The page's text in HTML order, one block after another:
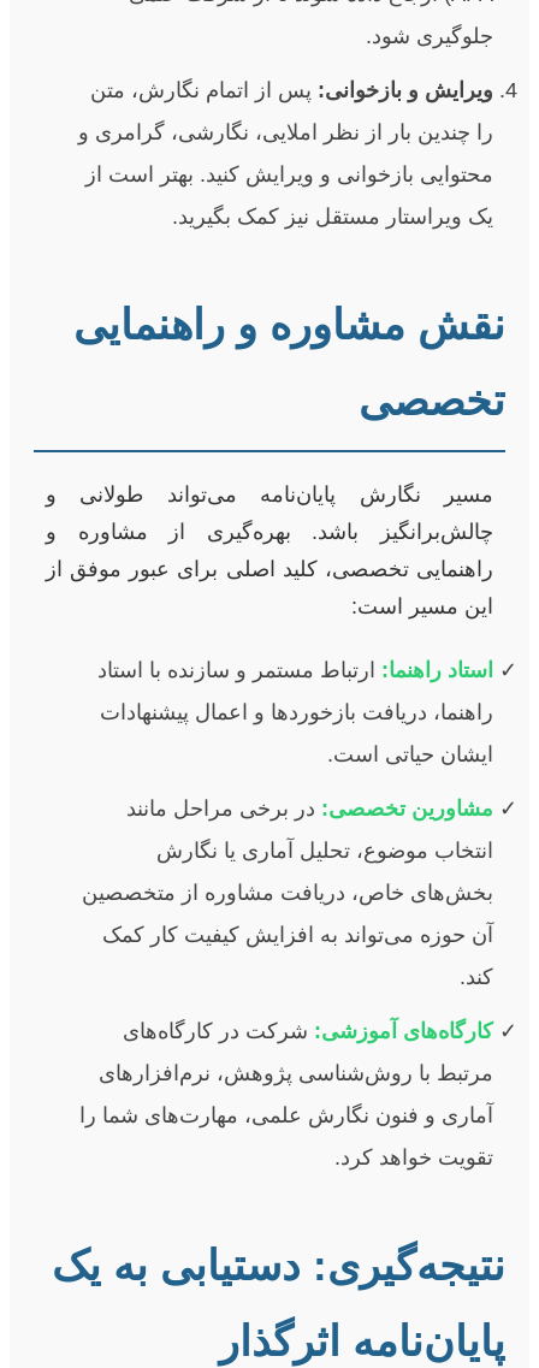
جلوگیری شود.
ویرایش و بازخوانی: پس از اتمام نگارش، متن
را چندین بار از نظر املایی، نگارشی، گرامری و
محتوایی بازخوانی و ویرایش کنید. بهتر است از
یک ویراستار مستقل نیز کمک بگیرید.
نقش مشاوره و راهنمایی
تخصصی
مسیر نگارش پایان‌نامه می‌تواند طولانی و
چالش‌برانگیز باشد. بهره‌گیری از مشاوره و
راهنمایی تخصصی، کلید اصلی برای عبور موفق از
این مسیر است:
استاد راهنما: ارتباط مستمر و سازنده با استاد
راهنما، دریافت بازخوردها و اعمال پیشنهادات
ایشان حیاتی است.
مشاورین تخصصی: در برخی مراحل مانند
انتخاب موضوع، تحلیل آماری یا نگارش
بخش‌های خاص، دریافت مشاوره از متخصصین
آن حوزه می‌تواند به افزایش کیفیت کار کمک
کند.
کارگاه‌های آموزشی: شرکت در کارگاه‌های
مرتبط با روش‌شناسی پژوهش، نرم‌افزارهای
آماری و فنون نگارش علمی، مهارت‌های شما را
تقویت خواهد کرد.
نتیجه‌گیری: دستیابی به یک
پایان‌نامه اثرگذار